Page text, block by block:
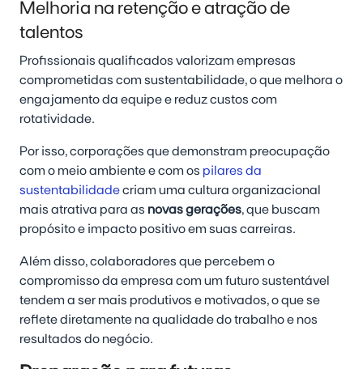
Melhoria na retenção e atração de
talentos
Profissionais qualificados valorizam empresas
comprometidas com sustentabilidade, o que melhora o
engajamento da equipe e reduz custos com
rotatividade.
Por isso, corporações que demonstram preocupação
com o meio ambiente e com os pilares da
sustentabilidadecriam uma cultura organizacional
mais atrativa para as novas gerações, que buscam
propósito e impacto positivo em suas carreiras.
Além disso, colaboradores que percebem o
compromisso da empresa com um futuro sustentável
tendem a ser mais produtivos e motivados, o que se
reflete diretamente na qualidade do trabalho e nos
resultados do negócio.